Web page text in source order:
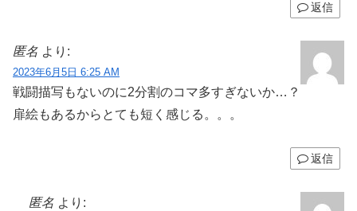
返信
匿名 より:
2023年6月5日 6:25 AM
戦闘描写もないのに2分割のコマ多すぎないか…？
扉絵もあるからとても短く感じる。。。
返信
匿名 より: